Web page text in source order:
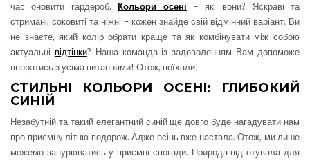
час оновити гардероб.Кольори осені
– які вони? Яскраві та
стримані, соковиті та ніжні – кожен знайде свій відмінний варіант. Ви
не знаєте, який колір обрати краще та як комбінувати між собою
актуальні відтінки? Наша команда із задоволенням Вам допоможе
впоратись з усіма питаннями! Отож, поїхали!
СТИЛЬНІ КОЛЬОРИ ОСЕНІ: ГЛИБОКИЙ
СИНІЙ
Незабутній та такий елегантний синій ще довго буде нагадувати нам
про приємну літню подорож. Адже осінь вже настала. Отож, ми лише
можемо занурюватись у приємні спогади. Природа підготувала для